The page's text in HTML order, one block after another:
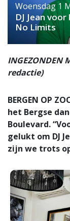
Woensdag 1
DJ Jean
No Limits
INGEZONDEN
redactie)
BERGEN OP
het Bergse
Boulevard.
gelukt om DJ
zijn we trots